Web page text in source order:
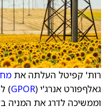
רות' קפיטל העלתה את
גאלףפורט אנרג'י (GPOR
וממשיכה לדרג את המניה